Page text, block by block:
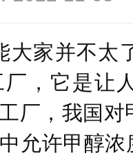
大家并不太
，它是让
厂，我国
允许甲醇浓